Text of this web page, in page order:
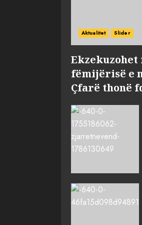
Aktualitet Slider
fëmijërisë e
Çfarë thonë